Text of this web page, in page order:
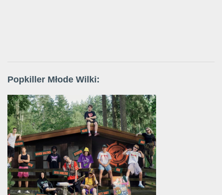
Popkiller Młode Wilki: